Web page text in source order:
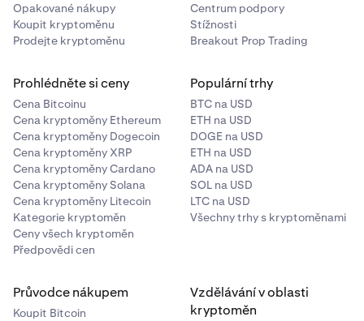
Opakované nákupy
Koupit kryptoměnu
Prodejte kryptoměnu
Centrum podpory
Stížnosti
Breakout Prop Trading
Prohlédněte si ceny
Cena Bitcoinu
Cena kryptoměny Ethereum
Cena kryptoměny Dogecoin
Cena kryptoměny XRP
Cena kryptoměny Cardano
Cena kryptoměny Solana
Cena kryptoměny Litecoin
Kategorie kryptoměn
Ceny všech kryptoměn
Předpovědi cen
Populární trhy
BTC na USD
ETH na USD
DOGE na USD
ETH na USD
ADA na USD
SOL na USD
LTC na USD
Všechny trhy s kryptoměnami
Průvodce nákupem
Koupit Bitcoin
Vzdělávání v oblasti
kryptoměn